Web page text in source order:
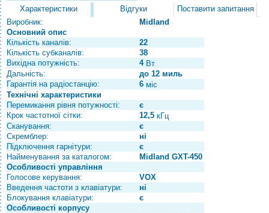
Характеристики Відгуки
Поставити запитання
Виробник:
Midland
Основний опис
Кількість каналів:
22
Кількість субканалів:
38
Вихідна потужність:
4Вт
Дальність:
до 12 миль
Гарантія на радіостанцію:
6 міс
Технічні характеристики
Перемикання рівня потужності:
є
Крок частотної сітки:
12,5 кГц
Сканування:
є
Скремблер:
ні
Підключення гарнітури:
є
Найменування за каталогом:
Midland GXT-450
Особливості управління
Голосове керування:
VOX
Введення частоти з клавіатури:
ні
Блокування клавіатури:
є
Особливості корпусу